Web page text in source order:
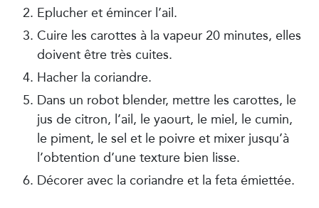
Eplucher et émincer l’ail.
Cuire les carottes à la vapeur 20 minutes, elles
doivent être très cuites.
Hacher la coriandre.
Dans un robot blender, mettre les carottes, le
jus de citron, l’ail, le yaourt, le miel, le cumin,
le piment, le sel et le poivre et mixer jusqu’à
l’obtention d’une texture bien lisse.
Décorer avec la coriandre et la feta émiettée.